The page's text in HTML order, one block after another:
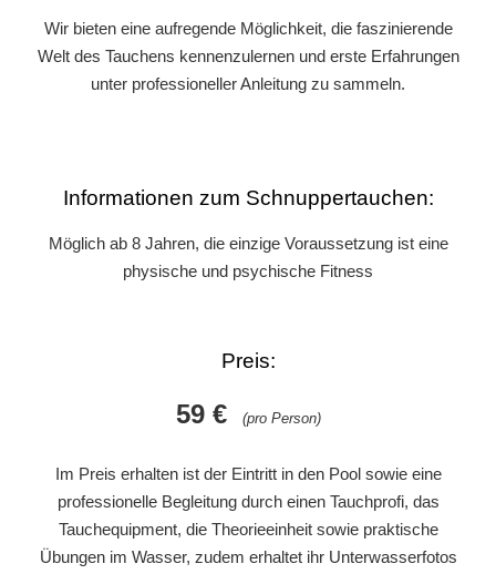
Wir bieten eine aufregende Möglichkeit, die faszinierende
Welt des Tauchens kennenzulernen und erste Erfahrungen
unter professioneller Anleitung zu sammeln.
Informationen zum Schnuppertauchen:
Möglich ab 8 Jahren, die einzige Voraussetzung ist eine
physische und psychische Fitness
Preis:
59 € (pro Person)
Im Preis erhalten ist der Eintritt in den Pool sowie eine
professionelle Begleitung durch einen Tauchprofi, das
Tauchequipment, die Theorieeinheit sowie praktische
Übungen im Wasser, zudem erhaltet ihr Unterwasserfotos